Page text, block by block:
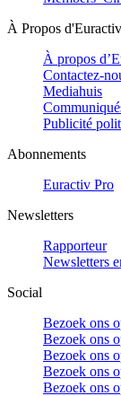
À Propos d'Euractiv
À propos
Contactez-
Mediahuis
Publicité
Abonnements
Euractiv Pro
Newsletters
Rapporteur
Newsletters
Social
Bezoek ons
Bezoek ons
Bezoek ons
Bezoek ons
Bezoek ons